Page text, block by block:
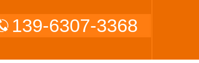
139-6307-3368